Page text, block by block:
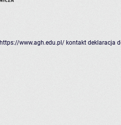
https://www.agh.edu.pl/ kontakt deklaracja